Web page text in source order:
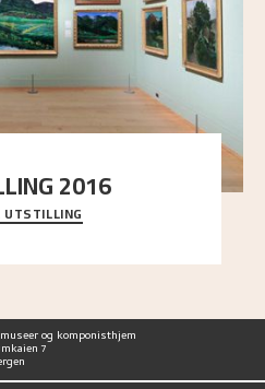
2016
over Nikolai Astrups
i 1900 og frem til i dag.
og komponisthjem
7